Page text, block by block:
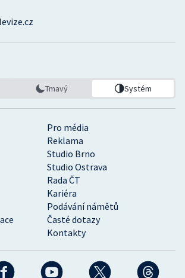
Pro média
Reklama
Studio Brno
Studio Ostrava
Rada ČT
Kariéra
Podávání námětů
Časté dotazy
Kontakty
Tmavý Systém